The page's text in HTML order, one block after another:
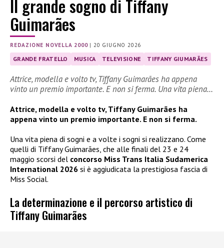
Il grande sogno di Tiffany
Guimarães
REDAZIONE NOVELLA 2000|20 GIUGNO 2026
GRANDE FRATELLO MUSICA TELEVISIONE TIFFANY GIUMARÃES
Attrice, modella e volto tv, Tiffany Guimarães ha appena
vinto un premio importante. E non si ferma. Una vita piena…
Attrice, modella e volto tv, Tiffany Guimarães ha
appena vinto un premio importante. E non si ferma.
Una vita piena di sogni e a volte i sogni si realizzano. Come
quelli di Tiffany Guimarães, che alle finali del 23 e 24
maggio scorsi del concorso Miss Trans Italia Sudamerica
International 2026 si è aggiudicata la prestigiosa fascia di
Miss Social.
La determinazione e il percorso artistico di
Tiffany Guimarães